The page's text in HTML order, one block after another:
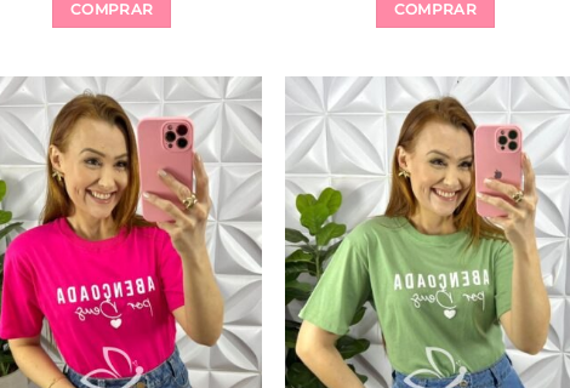
COMPRAR
tem
várias
variantes.
As
opções
podem
escolhidas
na
página
do
COMPRAR
tem
várias
variantes.
As
opções
podem
ser
escolhidas
na
página
do